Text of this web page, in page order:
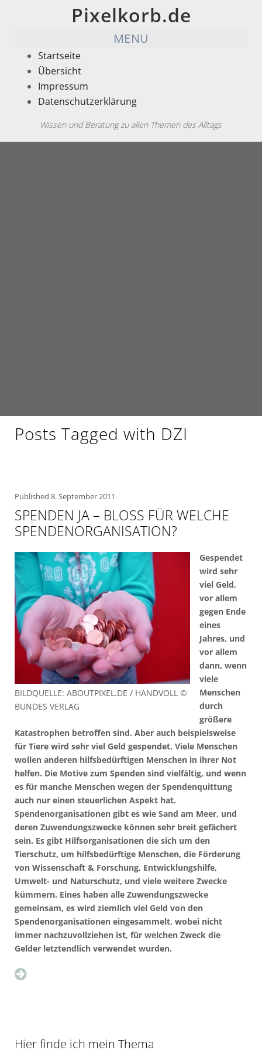
Pixelkorb.de
MENU
Startseite
Übersicht
Impressum
Datenschutzerklärung
Wissen und Beratung zu allen Themen des Alltags
Posts Tagged with DZI
Published 8. September 2011
SPENDEN JA – BLOSS FÜR WELCHE S
PENDENORGANISATION?
BILDQUELLE: ABOUTPIXEL.DE / HANDVOLL ©
BUNDES VERLAG
Gespendet
wird sehr
viel Geld,
vor allem
gegen Ende
eines
Jahres, und
vor allem
dann, wenn
viele
Menschen
durch
größere
Katastrophen betroffen sind. Aber auch beispielsweise
für Tiere wird sehr viel Geld gespendet. Viele Menschen
wollen anderen hilfsbedürftigen Menschen in ihrer Not
helfen. Die Motive zum Spenden sind vielfältig, und wenn
es für manche Menschen wegen der Spendenquittung
auch nur einen steuerlichen Aspekt hat.
Spendenorganisationen gibt es wie Sand am Meer, und
deren Zuwendungszwecke können sehr breit gefächert
sein. Es gibt Hilfsorganisationen die sich um den
Tierschutz, um hilfsbedürftige Menschen, die Förderung
von Wissenschaft & Forschung, Entwicklungshilfe,
Umwelt- und Naturschutz, und viele weitere Zwecke
kümmern. Eines haben alle Zuwendungszwecke
gemeinsam, es wird ziemlich viel Geld von den
Spendenorganisationen eingesammelt, wobei nicht
immer nachzuvollziehen ist, für welchen Zweck die
Gelder letztendlich verwendet wurden.
Hier finde ich mein Thema